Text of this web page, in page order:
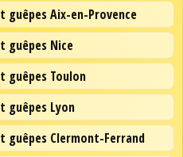
Aix-en-Provence
guêpes Nice
guêpes Toulon
guêpes Lyon
Clermont-Ferrand